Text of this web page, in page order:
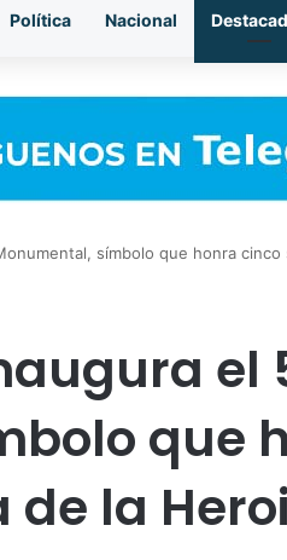
Política Nacional
símbolo que honra
el
que
la